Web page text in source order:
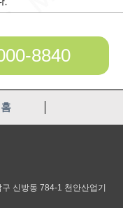
8840
홈
신방동 784-1 천안산업기